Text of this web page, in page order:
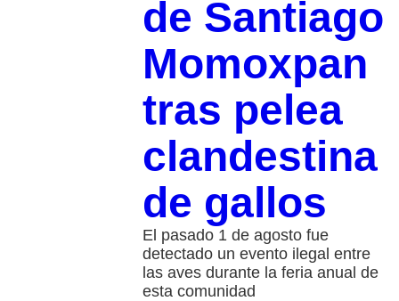
de Santiago
Momoxpan
tras pelea
clandestina
de gallos
El pasado 1 de agosto fue
detectado un evento ilegal entre
las aves durante la feria anual de
esta comunidad